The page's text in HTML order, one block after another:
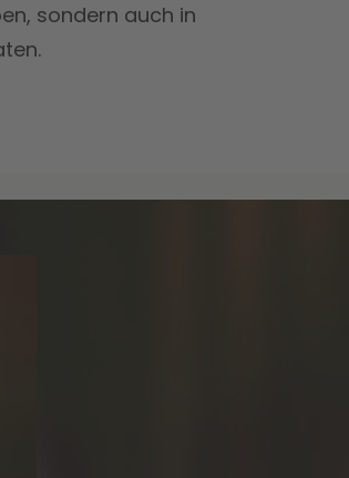
sondern auch in